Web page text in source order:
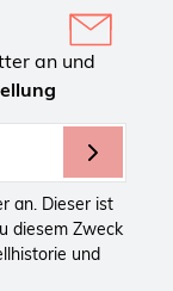
an und
an. Dieser ist
diesem Zweck
und